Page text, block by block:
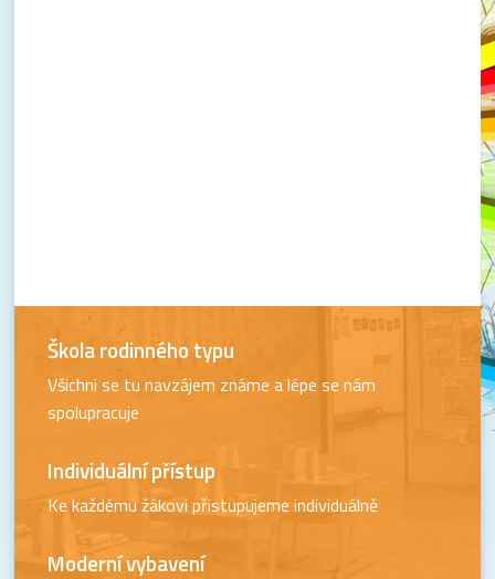
Škola rodinného typu
Všichni se tu navzájem známe a lépe se nám
spolupracuje
Individuální přístup
Ke každému žákovi přistupujeme individuálně
Moderní vybavení